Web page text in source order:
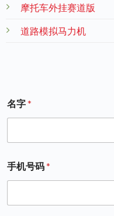
摩托车外挂赛道版
道路模拟马力机
名字*
手机号码*